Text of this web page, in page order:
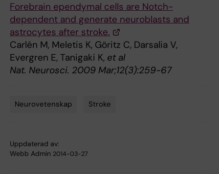
Forebrain ependymal cells are Notch-
dependent and generate neuroblasts and
astrocytes after stroke.
Carlén M, Meletis K, Göritz C, Darsalia V,
Evergren E, Tanigaki K, et al
Nat. Neurosci. 2009 Mar;12(3):259-67
Neurovetenskap Stroke
Uppdaterad av:
Webb Admin 2014-03-27